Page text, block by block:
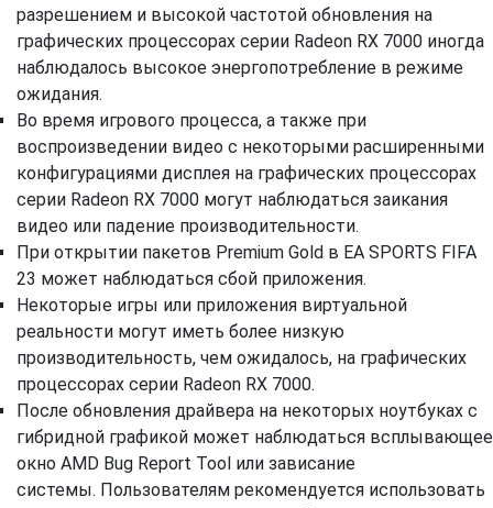
разрешением и высокой частотой обновления на
графических процессорах серии Radeon RX 7000 иногда
наблюдалось высокое энергопотребление в режиме
ожидания.
Во время игрового процесса, а также при
воспроизведении видео с некоторыми расширенными
конфигурациями дисплея на графических процессорах
серии Radeon RX 7000 могут наблюдаться заикания
видео или падение производительности.
При открытии пакетов Premium Gold в EA SPORTS FIFA
23 может наблюдаться сбой приложения.
Некоторые игры или приложения виртуальной
реальности могут иметь более низкую
производительность, чем ожидалось, на графических
процессорах серии Radeon RX 7000.
После обновления драйвера на некоторых ноутбуках с
гибридной графикой может наблюдаться всплывающее
окно AMD Bug Report Tool или зависание
системы. Пользователям рекомендуется использовать